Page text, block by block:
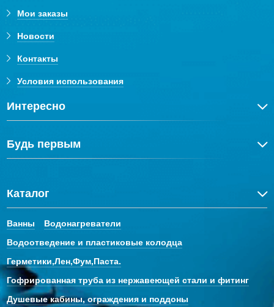
Мои заказы
Новости
Контакты
Условия использования
Интересно
Будь первым
Каталог
Ванны
Водонагреватели
Водоотведение и пластиковые колодца
Герметики,Лен,Фум,Паста.
Гофрированная труба из нержавеющей стали и фитинг
Душевые кабины, ограждения и поддоны